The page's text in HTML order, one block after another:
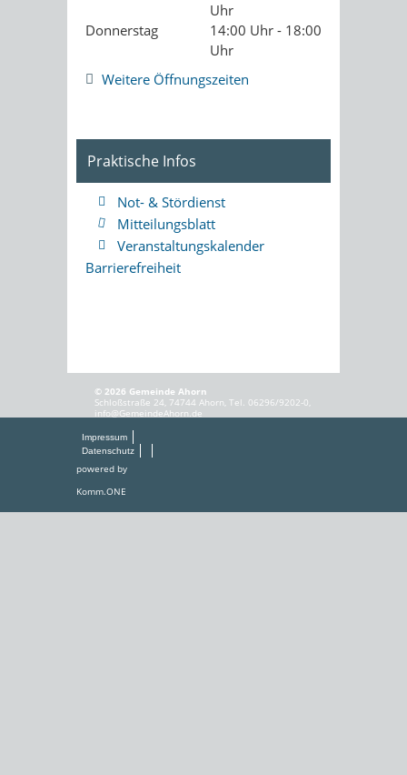
Uhr
Donnerstag
14:00 Uhr - 18:00
Uhr
Weitere Öffnungszeiten
Praktische Infos
Not- & Stördienst
Mitteilungsblatt
Veranstaltungskalender
Barrierefreiheit
© 2026 Gemeinde Ahorn
Schloßstraße 24, 74744 Ahorn, Tel. 06296/9202-0,
info@GemeindeAhorn.de
Impressum
Datenschutz
powered by
Komm.ONE